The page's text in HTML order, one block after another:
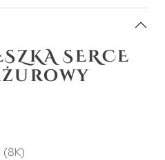
SERCE
(8K)